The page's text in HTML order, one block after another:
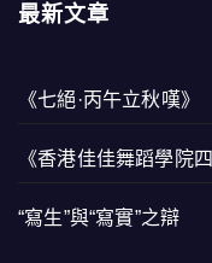
最新文章
《七絕·丙午立秋嘆》
《香港佳佳舞蹈學院
“寫生”與“寫實”之辯